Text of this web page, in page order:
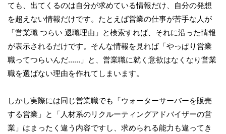
ても、出てくるのは自分が求めている情報だけ、自分の発想
を超えない情報だけです。たとえば営業の仕事が苦手な人が
「営業職 つらい 退職理由」と検索すれば、それに沿った情報
が表示されるだけです。そんな情報を見れば「やっぱり営業
職ってつらいんだ……」と、営業職に就く意欲はなくなり営業
職を選ばない理由を作れてしまいます。
しかし実際には同じ営業職でも「ウォーターサーバーを販売
する営業」と「人材系のリクルーティングアドバイザーの営
業」はまったく違う内容ですし、求められる能力も違ってき